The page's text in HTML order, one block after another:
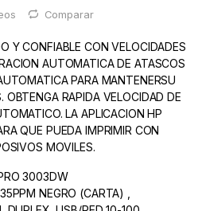
Comparar
Y CONFIABLE CON VELOCIDADES
AUTOMATICA DE ATASCOS
PARA MANTENERSU
OBTENGA RAPIDA VELOCIDAD DE
LA APLICACION HP
QUE PUEDA IMPRIMIR CON
MOVILES.
3003DW
NEGRO (CARTA) ,